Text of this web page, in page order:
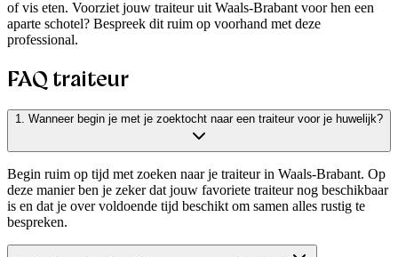
of vis eten. Voorziet jouw traiteur uit Waals-Brabant voor hen een
aparte schotel? Bespreek dit ruim op voorhand met deze
professional.
FAQ traiteur
1. Wanneer begin je met je zoektocht naar een traiteur voor je huwelijk?
Begin ruim op tijd met zoeken naar je traiteur in Waals-Brabant. Op
deze manier ben je zeker dat jouw favoriete traiteur nog beschikbaar
is en dat je over voldoende tijd beschikt om samen alles rustig te
bespreken.